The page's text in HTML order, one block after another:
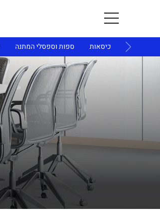
ולמשרד כיסאות ספות וספסלי המתנה